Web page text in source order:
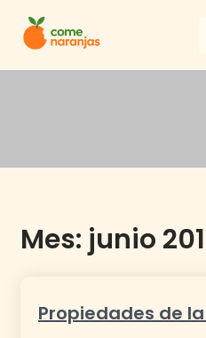
Mes: junio
Propiedades de